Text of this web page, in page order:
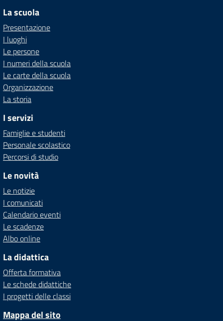
La scuola
Presentazione
I luoghi
Le persone
I numeri della scuola
Le carte della scuola
Organizzazione
La storia
I servizi
Famiglie e studenti
Personale scolastico
Percorsi di studio
Le novità
Le notizie
I comunicati
Calendario eventi
Le scadenze
Albo online
La didattica
Offerta formativa
Le schede didattiche
I progetti delle classi
Mappa del sito